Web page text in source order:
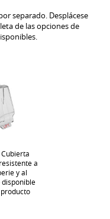
separado. Desplácese
de las opciones de
Cubierta
a
y al